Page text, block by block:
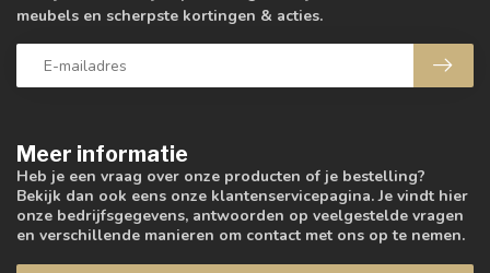
Meer informatie
Heb je een vraag over onze producten of je bestelling?
Bekijk dan ook eens onze klantenservicepagina. Je vindt hier
onze bedrijfsgegevens, antwoorden op veelgestelde vragen
en verschillende manieren om contact met ons op te nemen.
meubels en scherpste kortingen & acties.